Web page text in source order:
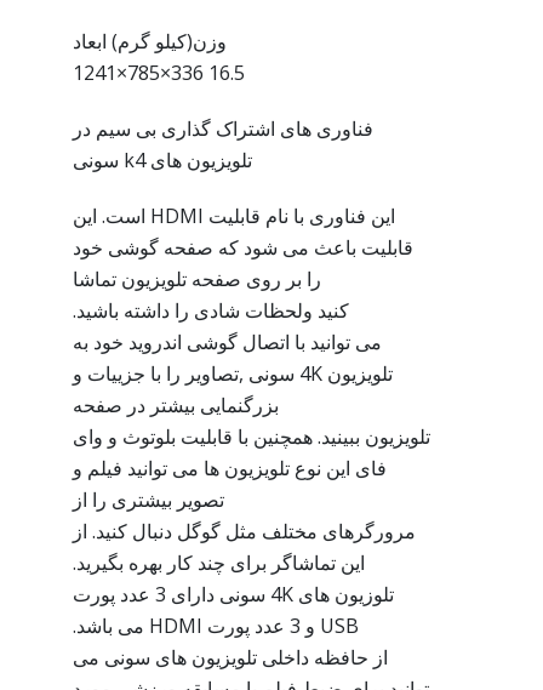
وزن(کیلو گرم) ابعاد
16.5 336×785×1241
فناوری های اشتراک گذاری بی سیم در
تلویزیون های k4 سونی
این فناوری با نام قابلیت HDMI است. این
قابلیت باعث می شود که صفحه گوشی خود
را بر روی صفحه تلویزیون تماشا
کنید ولحظات شادی را داشته باشید.
می توانید با اتصال گوشی اندروید خود به
تلویزیون 4K سونی ,تصاویر را با جزییات و
بزرگنمایی بیشتر در صفحه
تلویزیون ببینید. همچنین با قابلیت بلوتوث و وای
فای این نوع تلویزیون ها می توانید فیلم و
تصویر بیشتری را از
مرورگرهای مختلف مثل گوگل دنبال کنید. از
این تماشاگر برای چند کار بهره بگیرید.
تلوزیون های 4K سونی دارای 3 عدد پورت
USB و 3 عدد پورت HDMI می باشد.
از حافظه داخلی تلویزیون های سونی می